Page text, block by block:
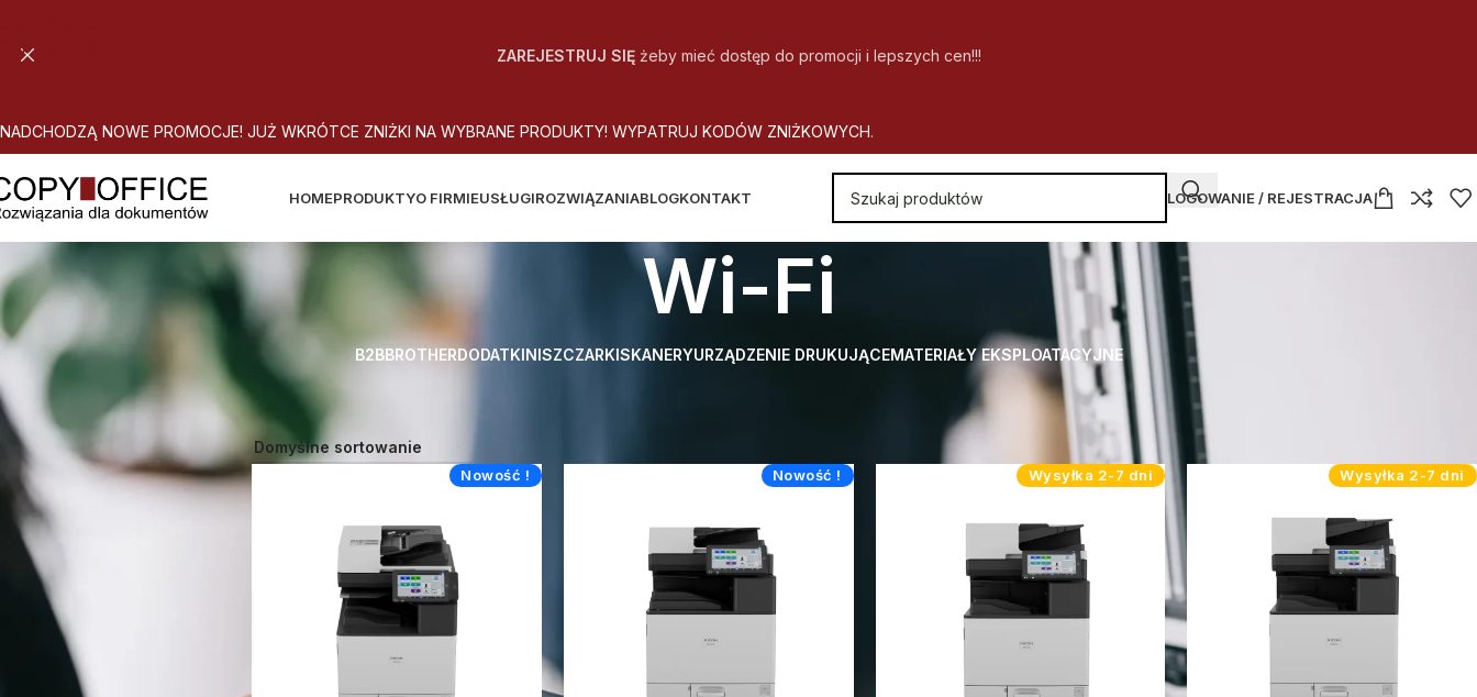
Skip to main content
ZAREJESTRUJ SIĘżeby mieć dostęp do promocji i lepszych cen!!!
NADCHODZĄ NOWE PROMOCJE! JUŻ WKRÓTCE ZNIŻKI NA WYBRANE PRODUKTY! WYPATRUJ KODÓW ZNIŻKOWYCH.
HOMEPRODUKTYO FIRMIEUSŁUGIROZWIĄZANIABLOGKONTAKT LOGOWANIE / REJESTRACJA
Wi-Fi
B2BBROTHERDODATKINISZCZARKISKANERYURZĄDZENIE DRUKUJĄCEMATERIAŁY EKSPLOATACYJNE
Strona główna
Nowość ! Nowość ! Wysyłka 2-7 dni Wysyłka 2-7 dni